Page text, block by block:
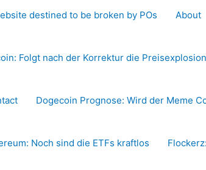
destined to be broken by POs About
Folgt nach der Korrektur die
Dogecoin Prognose: Wird der Meme
Noch sind die ETFs kraftlos